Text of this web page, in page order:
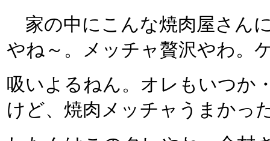
家の中にこんな焼肉屋さん
やね～。メッチャ贅沢やわ。
吸いよるねん。オレもいつ
けど、焼肉メッチャうまかっ